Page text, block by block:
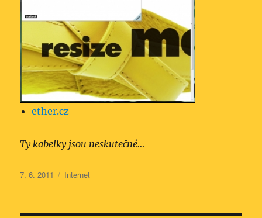
ether.cz
Ty kabelky jsou neskutečné…
Publikováno:
7. 6. 2011 Rubriky:
Internet